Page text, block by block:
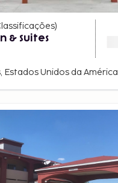
)
& Suites
Estados Unidos da América